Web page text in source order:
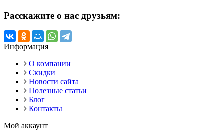
Расскажите о нас друзьям:
Информация
О компании
Скидки
Новости сайта
Полезные статьи
Блог
Контакты
Мой аккаунт